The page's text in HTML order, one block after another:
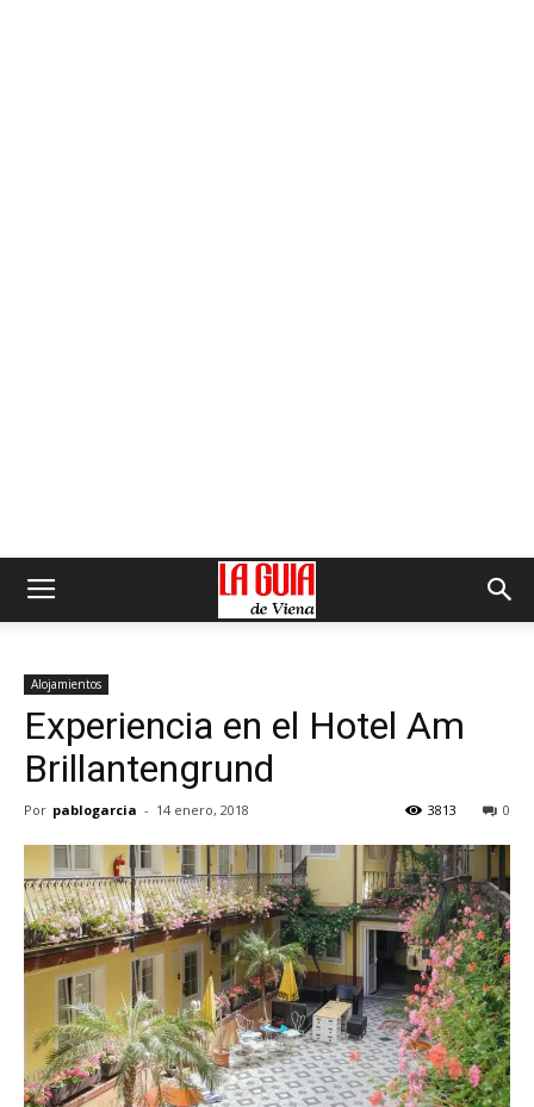
Alojamientos
Experiencia en el Hotel Am
Brillantengrund
Por pablogarcia - 14 enero, 2018 0
3813